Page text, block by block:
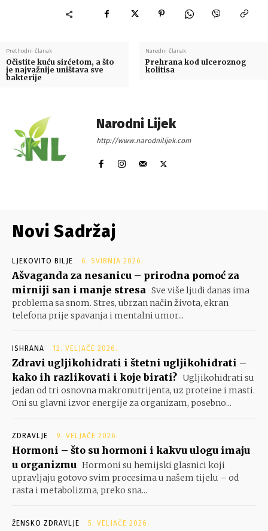
Prethodni članak
Očistite kuću sirćetom, a što
je najvažnije uništava sve
bakterije
Naredni članak
Prehrana kod ulceroznog
kolitisa
Narodni Lijek
http://www.narodnilijek.com
Novi Sadržaj
LJEKOVITO BILJE 6. SVIBNJA 2026.
Ašvaganda za nesanicu – prirodna pomoć za
mirniji san i manje stresa Sve više ljudi danas ima
problema sa snom. Stres, ubrzan način života, ekran
telefona prije spavanja i mentalni umor...
ISHRANA 12. VELJAČE 2026.
Zdravi ugljikohidrati i štetni ugljikohidrati –
kako ih razlikovati i koje birati? Ugljikohidrati su
jedan od tri osnovna makronutrijenta, uz proteine i masti.
Oni su glavni izvor energije za organizam, posebno...
ZDRAVLJE 9. VELJAČE 2026.
Hormoni – što su hormoni i kakvu ulogu imaju
u organizmu Hormoni su hemijski glasnici koji
upravljaju gotovo svim procesima u našem tijelu – od
rasta i metabolizma, preko sna...
ŽENSKO ZDRAVLJE 5. VELJAČE 2026.